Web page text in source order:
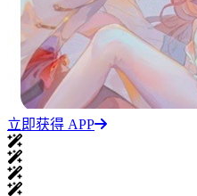
立即获得 APP